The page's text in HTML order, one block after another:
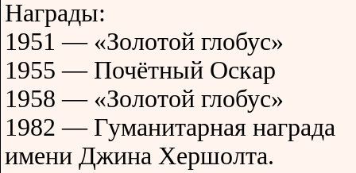
Награды:
1951 — «Золотой глобус»
1955 — Почётный Оскар
1958 — «Золотой глобус»
1982 — Гуманитарная награда
имени Джина Хершолта.